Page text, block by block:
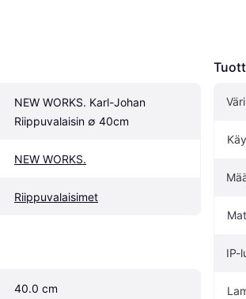
NEW WORKS. Karl-Johan
Riippuvalaisin ∅ 40cm
NEW WORKS.
Riippuvalaisimet
40.0 cm
Väri
IP-